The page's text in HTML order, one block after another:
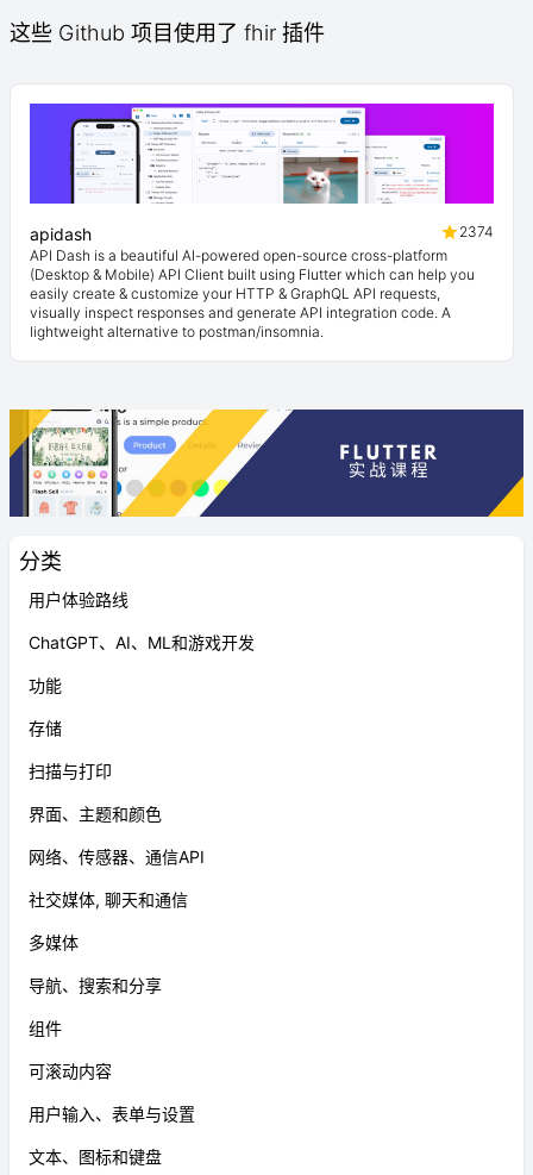
分类
用户体验路线
ChatGPT、AI、ML和游戏开发
功能
存储
扫描与打印
界面、主题和颜色
网络、传感器、通信API
社交媒体, 聊天和通信
多媒体
导航、搜索和分享
组件
可滚动内容
用户输入、表单与设置
文本、图标和键盘
这些 Github 项目使用了 fhir 插件
apidash
2374
API Dash is a beautiful AI-powered open-source cross-platform
(Desktop & Mobile) API Client built using Flutter which can help you
easily create & customize your HTTP & GraphQL API requests,
visually inspect responses and generate API integration code. A
lightweight alternative to postman/insomnia.